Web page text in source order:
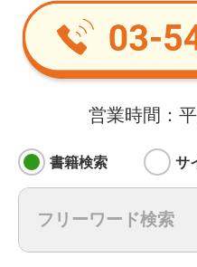
営業時間：
書籍検索 サ